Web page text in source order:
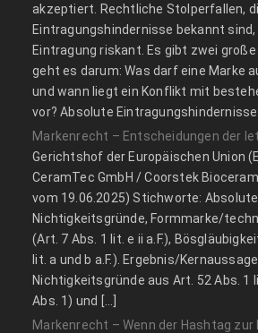
akzeptiert. Rechtliche Stolperfallen,
Eintragungshindernisse bekannt sind,
Eintragung riskant. Es gibt zwei große
geht es darum: Was darf eine Marke
und wann liegt ein Konflikt mit
vor? Absolute Eintragungshindernisse:
Markenrecht – Entscheidungen der
Gerichtshof der Europäischen Union
CeramTec GmbH / Coorstek
vom 19.06.2025) Stichworte: Absolute
Nichtigkeitsgründe, Formmarke/
(Art. 7 Abs. 1 lit. e ii a.F.),
lit. a und b a.F.). Ergebnis/
Nichtigkeitsgründe aus Art. 52 Abs. 1
Abs. 1) und […]
Markenrecht – Wenn der Hashtag zur